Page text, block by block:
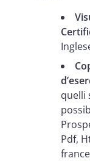
quelli
Pdf,